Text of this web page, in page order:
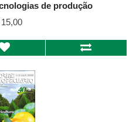
de produção